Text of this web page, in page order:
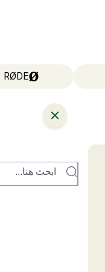
RØDE
ابحث هنا...